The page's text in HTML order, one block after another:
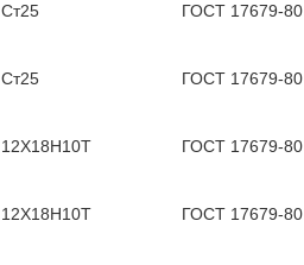
Ст25 ГОСТ 17679-80
Ст25 ГОСТ 17679-80
12Х18Н10Т ГОСТ 17679-80
12Х18Н10Т ГОСТ 17679-80